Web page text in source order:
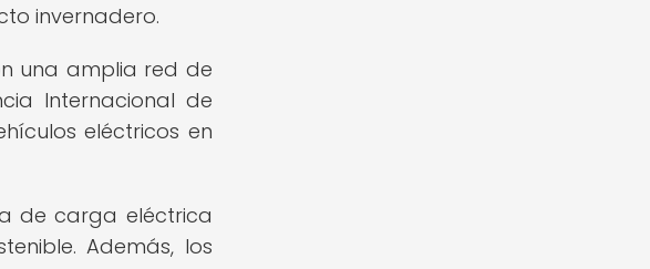
invernadero.
una amplia red de
Internacional de
eléctricos en
de carga eléctrica
Además, los